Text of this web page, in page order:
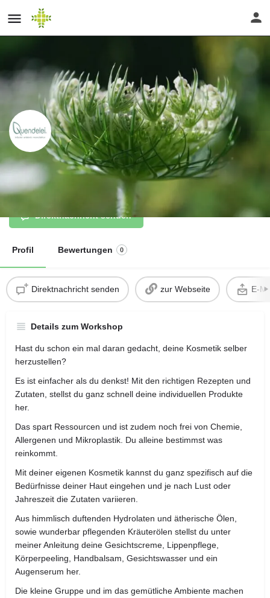
Naturkosmetik für Gesicht und
Körper
Direktnachricht senden
Profil Bewertungen 0
Direktnachricht senden zur Webseite E-
Details zum Workshop
Hast du schon ein mal daran gedacht, deine Kosmetik selber
herzustellen?
Es ist einfacher als du denkst! Mit den richtigen Rezepten und
Zutaten, stellst du ganz schnell deine individuellen Produkte
her.
Das spart Ressourcen und ist zudem noch frei von Chemie,
Allergenen und Mikroplastik. Du alleine bestimmst was
reinkommt.
Mit deiner eigenen Kosmetik kannst du ganz spezifisch auf die
Bedürfnisse deiner Haut eingehen und je nach Lust oder
Jahreszeit die Zutaten variieren.
Aus himmlisch duftenden Hydrolaten und ätherische Ölen,
sowie wunderbar pflegenden Kräuterölen stellst du unter
meiner Anleitung deine Gesichtscreme, Lippenpflege,
Körperpeeling, Handbalsam, Gesichtswasser und ein
Augenserum her.
Die kleine Gruppe und im das gemütliche Ambiente machen